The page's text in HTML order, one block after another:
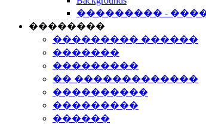
��������� -
��������
��������� ������
�������
���������
�� �������������
����������
���������
������